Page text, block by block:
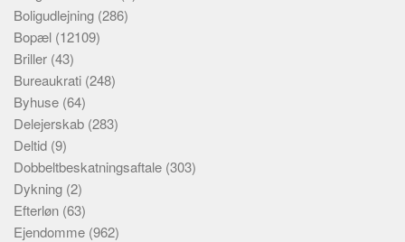
Boligudlejning (286)
Bopæl (12109)
Briller (43)
Bureaukrati (248)
Byhuse (64)
Delejerskab (283)
Deltid (9)
Dobbeltbeskatningsaftale (303)
Dykning (2)
Efterløn (63)
Ejendomme (962)